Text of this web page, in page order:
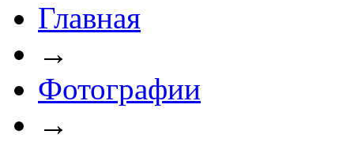
Главная
→
Фотографии
→